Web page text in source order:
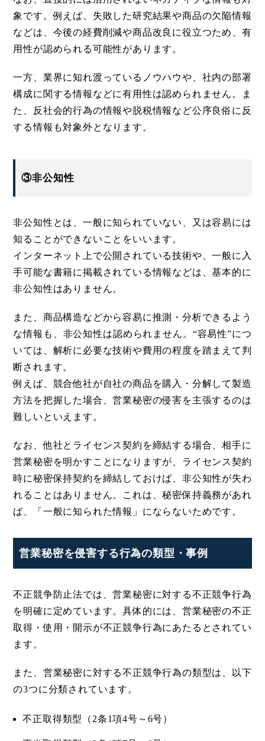
象です。例えば、失敗した研究結果や商品の欠陥情報
などは、今後の経費削減や商品改良に役立つため、有
用性が認められる可能性があります。
一方、業界に知れ渡っているノウハウや、社内の部署
構成に関する情報などに有用性は認められません。ま
た、反社会的行為の情報や脱税情報など公序良俗に反
する情報も対象外となります。
③非公知性
非公知性とは、一般に知られていない、又は容易には
知ることができないことをいいます。
インターネット上で公開されている技術や、一般に入
手可能な書籍に掲載されている情報などは、基本的に
非公知性はありません。
また、商品構造などから容易に推測・分析できるよう
な情報も、非公知性は認められません。“容易性”につ
いては、解析に必要な技術や費用の程度を踏まえて判
断されます。
例えば、競合他社が自社の商品を購入・分解して製造
方法を把握した場合、営業秘密の侵害を主張するのは
難しいといえます。
なお、他社とライセンス契約を締結する場合、相手に
営業秘密を明かすことになりますが、ライセンス契約
時に秘密保持契約を締結しておけば、非公知性が失わ
れることはありません。これは、秘密保持義務があれ
ば、「一般に知られた情報」にならないためです。
営業秘密を侵害する行為の類型・事例
不正競争防止法では、営業秘密に対する不正競争行為
を明確に定めています。具体的には、営業秘密の不正
取得・使用・開示が不正競争行為にあたるとされてい
ます。
また、営業秘密に対する不正競争行為の類型は、以下
の3つに分類されています。
不正取得類型（2条1項4号～6号）